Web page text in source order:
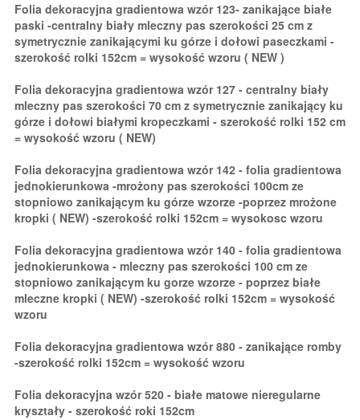
Folia dekoracyjna gradientowa wzór 123- zanikające białe
paski -centralny biały mleczny pas szerokości 25 cm z
symetrycznie zanikającymi ku górze i dołowi paseczkami -
szerokość rolki 152cm = wysokość wzoru ( NEW )
Folia dekoracyjna gradientowa wzór 127 - centralny biały
mleczny pas szerokości 70 cm z symetrycznie zanikający ku
górze i dołowi białymi kropeczkami - szerokość rolki 152 cm
= wysokość wzoru ( NEW)
Folia dekoracyjna gradientowa wzór 142 - folia gradientowa
jednokierunkowa -mrożony pas szerokości 100cm ze
stopniowo zanikającym ku górze wzorze -poprzez mrożone
kropki ( NEW) -szerokość rolki 152cm = wysokosc wzoru
Folia dekoracyjna gradientowa wzór 140 - folia gradientowa
jednokierunkowa - mleczny pas szerokości 100 cm ze
stopniowo zanikającym ku gorze wzorze - poprzez białe
mleczne kropki ( NEW) -szerokość rolki 152cm = wysokość
wzoru
Folia dekoracyjna gradientowa wzór 880 - zanikające romby
-szerokość rolki 152cm = wysokość wzoru
Folia dekoracyjna wzór 520 - białe matowe nieregularne
kryształy - szerokość roki 152cm